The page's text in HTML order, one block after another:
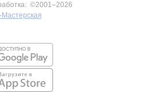
©2001–2026
Мастерская